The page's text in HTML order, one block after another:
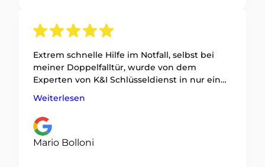
Extrem schnelle Hilfe im Notfall, selbst bei
meiner Doppelfalltür, wurde von dem
Experten von K&I Schlüsseldienst in nur einer
Minute geöffnet. Nochmals vielen Dank, ich
nichtmal nachttarif bezahlen, und einen
Guten Preis hab ich auch bekommen.
Weiterlesen
Mario Bolloni